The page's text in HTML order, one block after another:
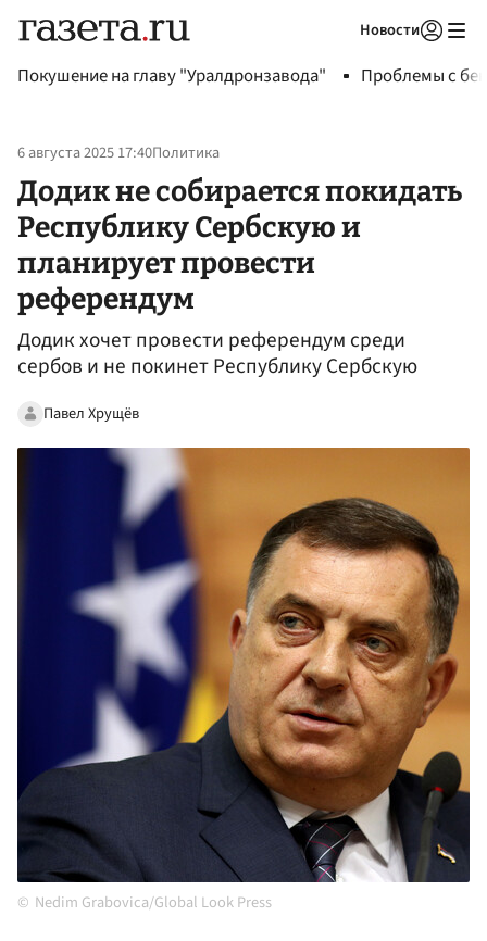
Новости
Покушение на главу "Уралдронзавода" Проблемы с
6 августа 2025 17:40Политика
Додик не собирается покидать
Республику Сербскую и
планирует провести
референдум
Додик хочет провести референдум среди
сербов и не покинет Республику Сербскую
Павел Хрущёв
Nedim Grabovica/Global Look Press